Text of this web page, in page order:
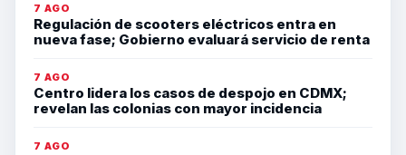
7 AGO
Regulación de scooters eléctricos entra en
nueva fase; Gobierno evaluará servicio de renta
7 AGO
Centro lidera los casos de despojo en CDMX;
revelan las colonias con mayor incidencia
7 AGO